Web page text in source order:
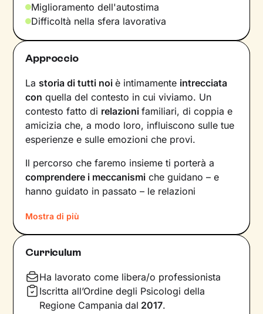
Miglioramento dell'autostima
Difficoltà nella sfera lavorativa
Approccio
La storia di tutti noiè intimamente intrecciata
con quella del contesto in cui viviamo. Un
contesto fatto di relazionifamiliari, di coppia e
amicizia che, a modo loro, influiscono sulle tue
esperienze e sulle emozioni che provi.
Il percorso che faremo insieme ti porterà a
comprendere i meccanismi che guidano – e
hanno guidato in passato – le relazioni
Vedrai il tuo mondo sotto una luce diversa e
scoprirainuovi significatialla base di ciò che
stai vivendo oggi.
Imparerai a trasformare alcuni elementi che non
ti rappresentano più e scoprirai dentro di te
competenze e potenzialitàche non sapevi di
Mostra di più
Curriculum
Ha lavorato come libera/o professionista
Iscritta all’Ordine degli Psicologi della
Regione Campania dal 2017.